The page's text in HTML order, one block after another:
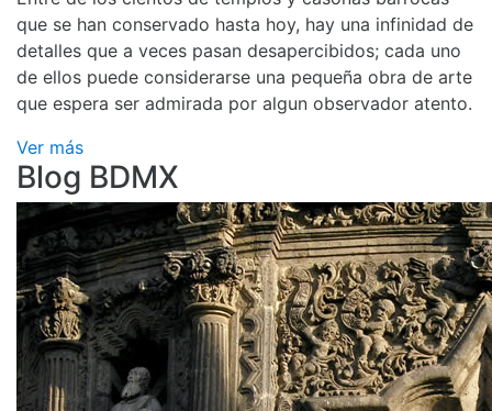
que se han conservado hasta hoy, hay una infinidad de
detalles que a veces pasan desapercibidos; cada uno
de ellos puede considerarse una pequeña obra de arte
que espera ser admirada por algun observador atento.
Ver más
Blog BDMX